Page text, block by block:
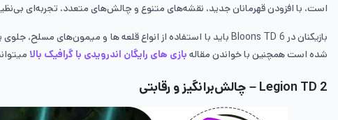
است، با افزودن قهرمانان جدید، نقشه‌های متنوع و چالش‌های متعدد، تجربه‌ای
شده است همچنین با خواندن مقاله بازی های رایگان اندرویدی با گرافیک بالا
Legion TD 2 – چالش‌برانگیز و رقابتی